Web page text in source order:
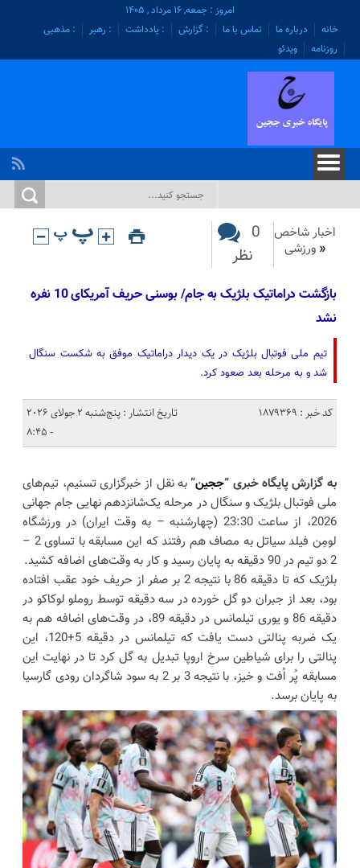
امروز : جمعه, ۱۶ مرداد , ۱۴۰۵
خانه
درباره ما تماس با ما : گزارش : یادداشت : رهبر
: مذهبی
روزنامه
ویدئو
اخبار شاخص
« ورزشی
0
نظر
بازگشت دراماتیک بلژیک به جام/ بوسنی حریف آمریکای 10 نفره
نشد
تیم ملی فوتبال بلژیک در یک دیدار دراماتیک موفق به شکست سنگال
شد و به مرحله بعد صعود کرد.
کد خبر : 1879369
تاریخ انتشار : پنج‌شنبه 2 جولای 2026
- 8:45
به گزارش پایگاه خبری “ججین”به نقل از خبرگزاری تسنیم، تیم‌های
ملی فوتبال بلژیک و سنگال در مرحله یک‌شانزدهم نهایی جام جهانی
2026، از ساعت 23:30 (چهارشنبه – به وقت ایران) در ورزشگاه
لومِن فیلد سیاتل به مصاف هم رفتند که این مسابقه با تساوی 2 –
2 دو تیم در 90 دقیقه به پایان رسید و کار به وقت‌های اضافه کشید.
بلژیک که تا دقیقه 86 با نتیجه 2 بر صفر از حریف خود عقب افتاده
بود، بعد از جبران دو گل خورده در سه دقیقه توسط روملو لوکاکو در
دقیقه 86 و یوری تیلمانس در دقیقه 89، در وقت‌های اضافه هم به
یک ضربه پنالتی دست یافت که تیلمانس در دقیقه 5+120، این
پنالتی را برای شیاطین سرخ اروپا تبدیل به گل کرد تا در نهایت این
مسابقه پُر اُفت و خیز، با نتیجه 3 بر 2 به سود شاگردان رودی گارسیا
به پایان برسد.